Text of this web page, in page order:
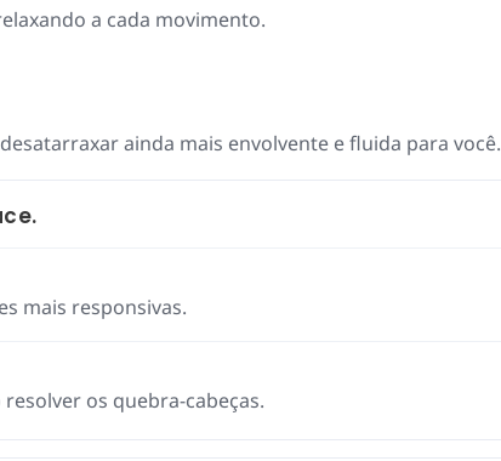
a cada movimento.
ainda mais envolvente e fluida para você.
mais responsivas.
os quebra-cabeças.